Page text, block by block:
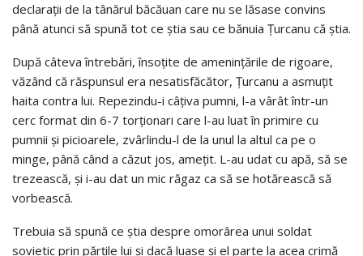
declaraţii de la tânărul băcăuan care nu se lăsase convins
până atunci să spună tot ce ştia sau ce bănuia Ţurcanu că ştia.
După câteva întrebări, însoţite de ameninţările de rigoare,
văzând că răspunsul era nesatisfăcător, Ţurcanu a asmuţit
haita contra lui. Repezindu-i câţiva pumni, l-a vârât într-un
cerc format din 6-7 torţionari care l-au luat în primire cu
pumnii şi picioarele, zvârlindu-l de la unul la altul ca pe o
minge, până când a căzut jos, ameţit. L-au udat cu apă, să se
trezească, şi i-au dat un mic răgaz ca să se hotărească să
vorbească.
Trebuia să spună ce ştia despre omorârea unui soldat
sovietic prin părţile lui şi dacă luase şi el parte la acea crimă